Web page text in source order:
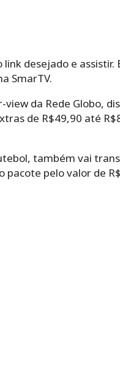
desejado e assistir.
SmarTV.
da Rede Globo,
de R$49,90 até
também vai
pacote pelo valor de